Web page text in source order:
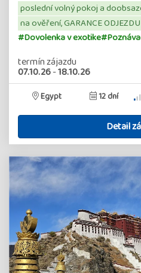
poslední volný pokoj a
na ověření, GARANCE ODJEZDU
#Dovolenka v exotike
termín zájazdu
07.10.26-18.10.26
Egypt 12 dní
Detail